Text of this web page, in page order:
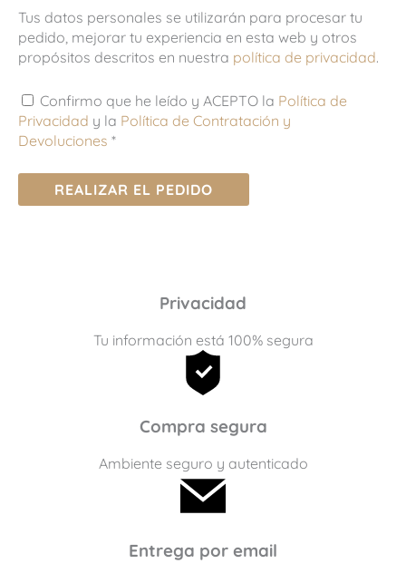
Tus datos personales se utilizarán para procesar tu
pedido, mejorar tu experiencia en esta web y otros
propósitos descritos en nuestra política de privacidad.
Confirmo que he leído y ACEPTO la Política de
Privacidad y la Política de Contratación y
Devoluciones *
REALIZAR EL PEDIDO
Privacidad
Tu información está 100% segura
Compra segura
Ambiente seguro y autenticado
Entrega por email